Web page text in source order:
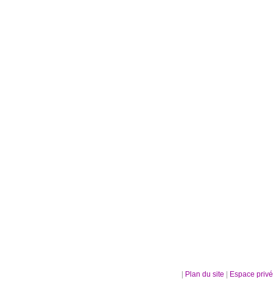
Plan du site Espace privé